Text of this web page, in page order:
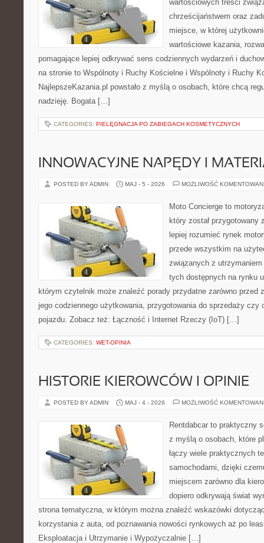
wartościowych treści
chrześcijaństwem oraz
miejsce, w której
wartościowe kazania,
pomagające lepiej odkrywać sens codziennych wydarzeń i
na stronie to Wspólnoty i Ruchy Kościelne i Wspólnoty i Ruchy
NajlepszeKazania.pl powstało z myślą o osobach, które chcą
nadzieję. Bogata […]
CATEGORIES: PIELĘGNACJA PO ZABIEGACH KOSMETYCZNYCH
INNOWACYJNE NAPĘDY I
POSTED BY ADMIN MAJ - 5 - 2026 MOŻLIWOŚĆ
Moto Concierge to
który został
lepiej rozumieć rynek
przede wszystkim na
związanych z utrzymaniem
tych dostępnych na rynku
którym czytelnik może znaleźć porady przydatne zarówno przed
jego codziennego użytkowania, przygotowania do sprzedaży czy
pojazdu. Zobacz też: Łączność i Internet Rzeczy (IoT) […]
CATEGORIES: WET-OPINIA
HISTORIE KIEROWCÓW I OPINIE
POSTED BY ADMIN MAJ - 4 - 2026 MOŻLIWOŚĆ
Rentdabcar to praktyczny
z myślą o osobach, które
łączy wiele praktycznych
samochodami, dzięki
miejscem zarówno dla
dopiero odkrywają świat
strona tematyczna, w którym można znaleźć wskazówki
korzystania z auta, od poznawania nowości rynkowych aż po
Eksploatacja i Utrzymanie i Wypożyczalnie […]